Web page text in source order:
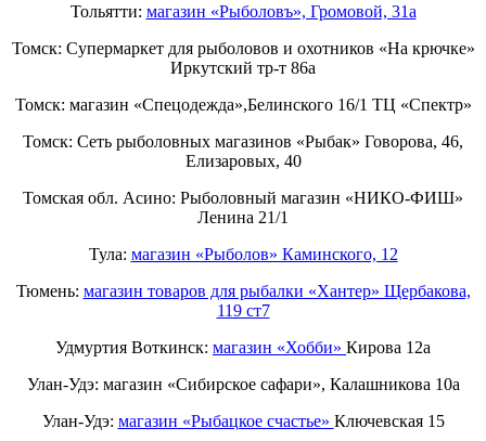
Тольятти: магазин «Рыболовъ», Громовой, 31а
Томск: Супермаркет для рыболовов и охотников «На крючке»
Иркутский тр-т 86а
Томск: магазин «Спецодежда»,Белинского 16/1 ТЦ «Спектр»
Томск: Сеть рыболовных магазинов «Рыбак» Говорова, 46,
Елизаровых, 40
Томская обл. Асино: Рыболовный магазин «НИКО-ФИШ»
Ленина 21/1
Тула: магазин «Рыболов» Каминского, 12
Тюмень: магазин товаров для рыбалки «Хантер» Щербакова,
119 ст7
Удмуртия Воткинск: магазин «Хобби» Кирова 12а
Улан-Удэ: магазин «Сибирское сафари», Калашникова 10а
Улан-Удэ: магазин «Рыбацкое счастье» Ключевская 15